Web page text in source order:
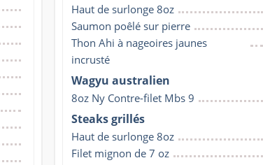
Haut de surlonge 8oz
Saumon poêlé sur pierre
Thon Ahi à nageoires jaunes
incrusté
Wagyu australien
8oz Ny Contre-filet Mbs 9
Steaks grillés
Haut de surlonge 8oz
Filet mignon de 7 oz